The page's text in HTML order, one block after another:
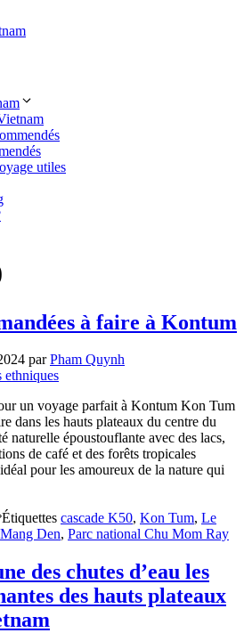
utiles
à faire à Kontum
parPham Quynh
un voyage parfait à Kontum Kon Tum
dans les hauts plateaux du centre du
naturelle époustouflante avec des lacs,
de café et des forêts tropicales
pour les amoureux de la nature qui
Étiquettes cascade K50, Kon Tum, Le
Mang Den, Parc national Chu Mom Ray
des chutes d’eau les
des hauts plateaux